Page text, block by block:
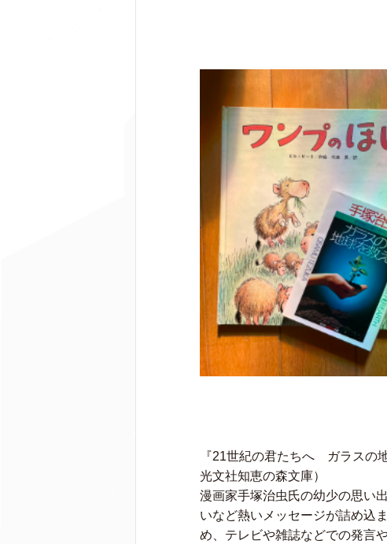
『21世紀の君たちへ ガラス
光文社知恵の森文庫）
漫画家手塚治虫氏の幼少の思い
いなど熱いメッセージが詰め込
め、テレビや雑誌などでの発言